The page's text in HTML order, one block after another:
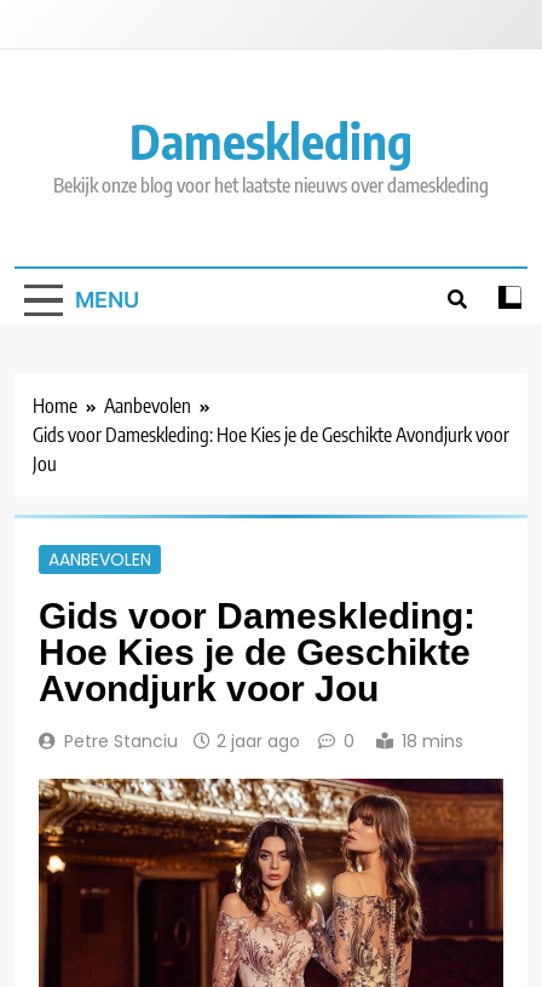
Dameskleding
Bekijk onze blog voor het laatste nieuws over dameskleding
MENU
Home
Aanbevolen
Gids voor Dameskleding: Hoe Kies je de Geschikte Avondjurk voor
Jou
AANBEVOLEN
Gids voor Dameskleding:
Hoe Kies je de Geschikte
Avondjurk voor Jou
Petre Stanciu 2 jaar ago 0 18 mins